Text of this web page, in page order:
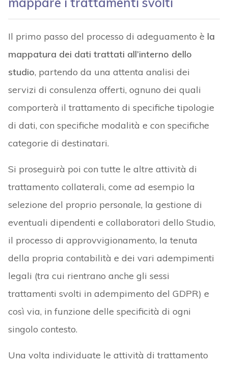
Il primo passo del processo di adeguamento è la
mappatura dei dati trattati all’interno dello
studio, partendo da una attenta analisi dei
servizi di consulenza offerti, ognuno dei quali
comporterà il trattamento di specifiche tipologie
di dati, con specifiche modalità e con specifiche
categorie di destinatari.
Si proseguirà poi con tutte le altre attività di
trattamento collaterali, come ad esempio la
selezione del proprio personale, la gestione di
eventuali dipendenti e collaboratori dello Studio,
il processo di approvvigionamento, la tenuta
della propria contabilità e dei vari adempimenti
legali (tra cui rientrano anche gli sessi
trattamenti svolti in adempimento del GDPR) e
così via, in funzione delle specificità di ogni
singolo contesto.
Una volta individuate le attività di trattamento